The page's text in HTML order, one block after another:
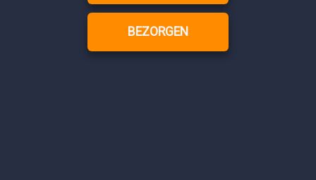
BEZORGEN